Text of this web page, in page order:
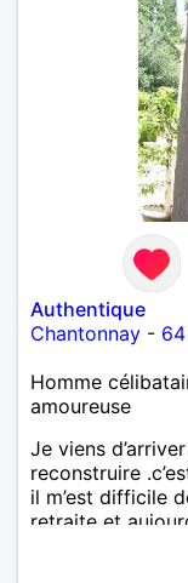
Authentique
Chantonnay -
Homme
amoureuse
Je viens
reconstruire
il m’est difficile
retraite et
!J’aimerais
mêmes valeurs